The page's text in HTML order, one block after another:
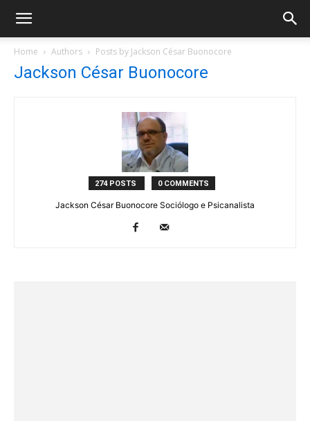
Home Authors Posts by Jackson César Buonocore
Jackson César Buonocore
274 POSTS 0 COMMENTS
Jackson César Buonocore Sociólogo e Psicanalista